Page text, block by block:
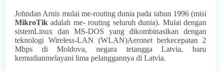
Johndan Arnis mulai me-routing dunia pada tahun 1996 (misi
MikroTik adalah me- routing seluruh dunia). Mulai dengan
sistemLinux dan MS-DOS yang dikombinasikan dengan
teknologi Wireless-LAN (WLAN)Aeronet berkecepatan 2
Mbps di Moldova, negara tetangga Latvia, baru
kemudianmelayani lima pelanggannya di Latvia.